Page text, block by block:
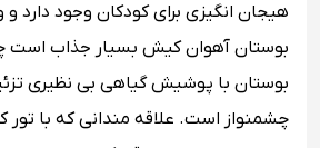
هیجان انگیزی برای کودکان وجود دارد
بوستان آهوان کیش بسیار جذاب
بوستان با پوشیش گیاهی بی نظیری
چشمنواز است. علاقه مندانی که با